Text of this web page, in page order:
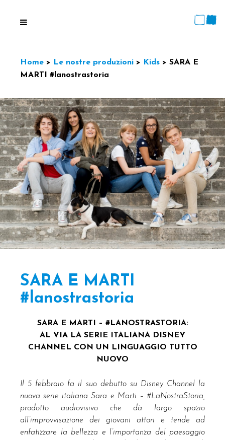
Home > Le nostre produzioni > Kids > SARA E
MARTI #lanostrastoria
SARA E MARTI
#lanostrastoria
SARA E MARTI – #LANOSTRASTORIA:
AL VIA LA SERIE ITALIANA DISNEY
CHANNEL CON UN LINGUAGGIO TUTTO
NUOVO
Il 5 febbraio fa il suo debutto su Disney Channel la
nuova serie italiana Sara e Marti – #LaNostraStoria,
prodotto audiovisivo che dà largo spazio
all’improvvisazione dei giovani attori e tende ad
enfatizzare la bellezza e l’importanza del paesaggio